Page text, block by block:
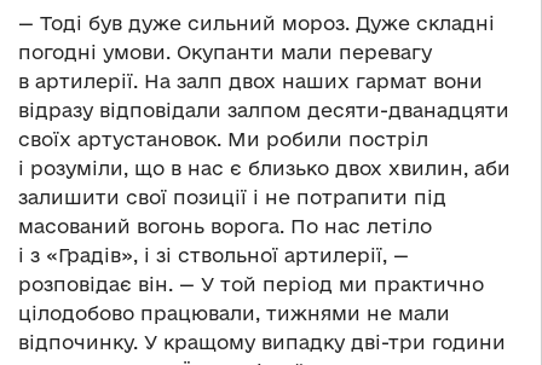
— Тоді був дуже сильний мороз. Дуже складні
погодні умови. Окупанти мали перевагу
в артилерії. На залп двох наших гармат вони
відразу відповідали залпом десяти-дванадцяти
своїх артустановок. Ми робили постріл
і розуміли, що в нас є близько двох хвилин, аби
залишити свої позиції і не потрапити під
масований вогонь ворога. По нас летіло
і з «Градів», і зі ствольної артилерії, —
розповідає він. — У той період ми практично
цілодобово працювали, тижнями не мали
відпочинку. У кращому випадку дві-три години